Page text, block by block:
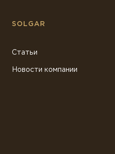
SOLGAR
Статьи
Новости компании